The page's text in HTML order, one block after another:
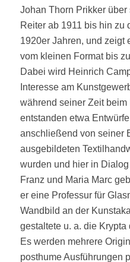
Johan Thorn Prikker
Reiter ab 1911 bis hin zu
1920er Jahren, und zeigt
vom kleinen Format bis
Dabei wird Heinrich
Interesse am
während seiner Zeit beim
entstanden etwa
anschließend von seiner
ausgebildeten
wurden und hier in
Franz und Maria Marc
er eine Professur für
Wandbild an der
gestaltete u. a. die Krypta
Es werden mehrere
posthume Ausführungen